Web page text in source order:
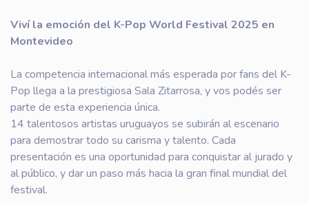
Viví la emoción del K-Pop World Festival 2025 en
Montevideo
La competencia internacional más esperada por fans del K-
Pop llega a la prestigiosa Sala Zitarrosa, y vos podés ser
parte de esta experiencia única.
14 talentosos artistas uruguayos se subirán al escenario
para demostrar todo su carisma y talento. Cada
presentación es una oportunidad para conquistar al jurado y
al público, y dar un paso más hacia la gran final mundial del
festival.